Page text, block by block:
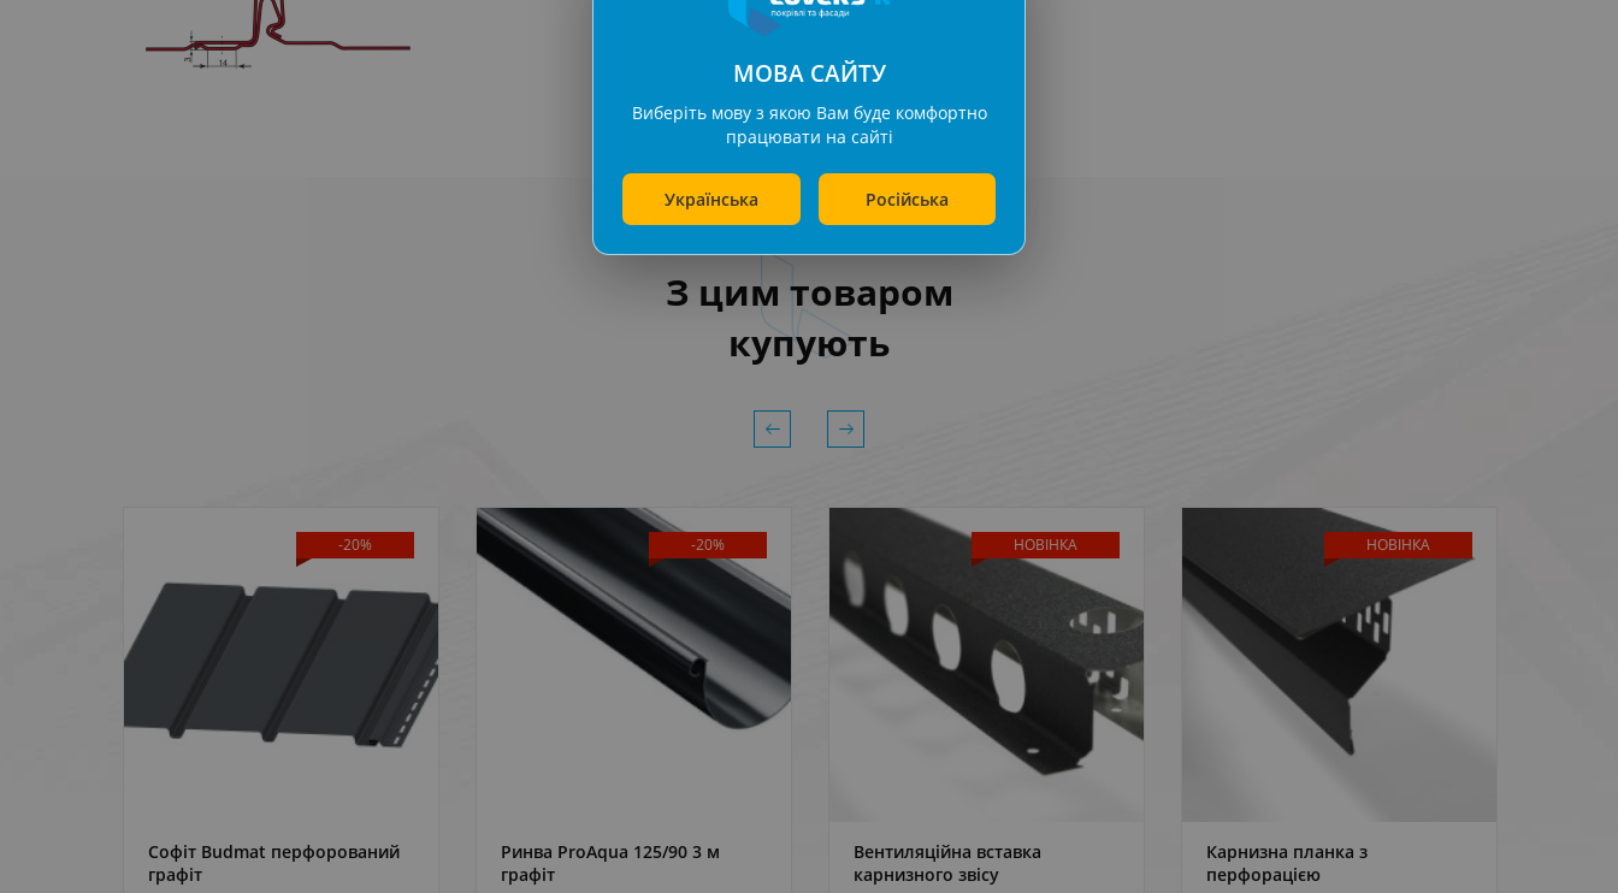
З цим товаром
купують
-20%
ДЕТАЛЬНІШЕ
Софіт Budmat перфорований
графіт
-20%
ДЕТАЛЬНІШЕ
Ринва ProAqua 125/90 3 м
графіт
НОВІНКА
ДЕТАЛЬНІШЕ
Вентиляційна вставка
карнизного звісу
НОВІНКА
ДЕТАЛЬНІШЕ
Карнизна планка з
перфорацією
МОВА САЙТУ
Виберіть мову з якою Вам буде комфортно
працювати на сайті
Українська Російська